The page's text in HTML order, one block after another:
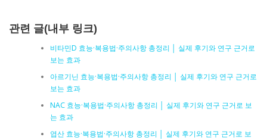
관련 글(내부 링크)
비타민D 효능·복용법·주의사항 총정리 │ 실제 후기와 연구 근거로
보는 효과
아르기닌 효능·복용법·주의사항 총정리 │ 실제 후기와 연구 근거로
보는 효과
NAC 효능·복용법·주의사항 총정리 │ 실제 후기와 연구 근거로 보
는 효과
엽산 효능·복용법·주의사항 총정리 │ 실제 후기와 연구 근거로 보